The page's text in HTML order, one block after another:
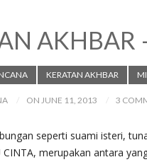
AKHBAR
KERATAN AKHBAR
ON JUNE 11, 2013 3
seperti suami isteri,
CINTA, merupakan antara